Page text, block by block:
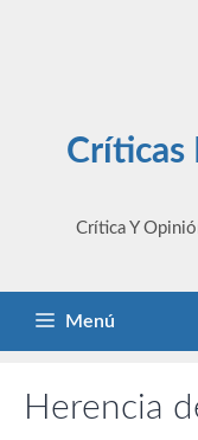
Críticas
Crítica Y
Menú
Herencia